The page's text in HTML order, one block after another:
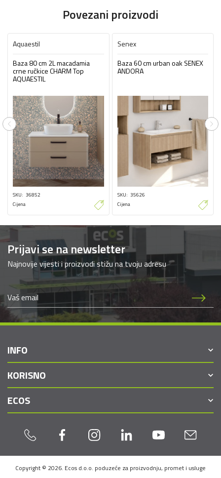
Povezani proizvodi
Aquaestil
Baza 80 cm 2L macadamia
crne ručkice CHARM Top
AQUAESTIL
SKU 36852
Cijena
Senex
Baza 60 cm urban oak SENEX
ANDORA
SKU 35626
Cijena
Previous
Prijavi se na newsletter
Najnovije vijesti i proizvodi stižu na tvoju adresu
INFO
KORISNO
ECOS
Copyright © 2026. Ecos d.o.o. poduzeće za proizvodnju, promet i usluge